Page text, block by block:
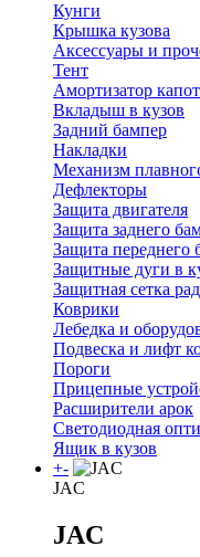
Кунги
Крышка кузова
Аксессуары и
Тент
Амортизатор
Вкладыш в кузов
Задний бампер
Накладки
Механизм
Дефлекторы
Защита двигателя
Защита заднего
Защита переднего
Защитные дуги в
Защитная сетка
Коврики
Лебедка и
Подвеска и лифт
Пороги
Прицепные
Расширители арок
Светодиодная
Ящик в кузов
+-
JAC
JAC